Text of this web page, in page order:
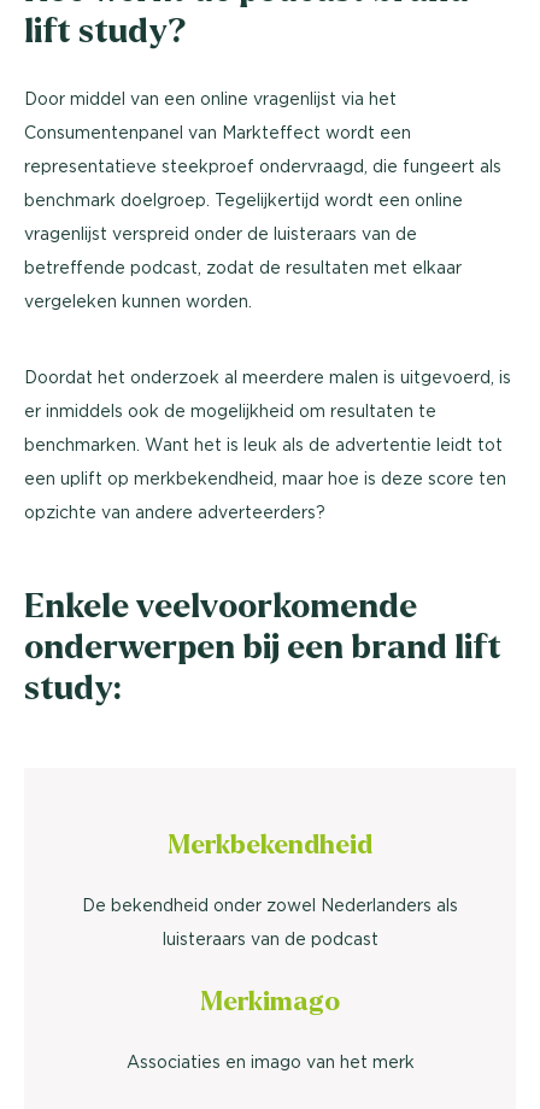
lift study?
Door middel van een online vragenlijst via het
Consumentenpanel van Markteffect wordt een
representatieve steekproef ondervraagd, die fungeert als
benchmark doelgroep. Tegelijkertijd wordt een online
vragenlijst verspreid onder de luisteraars van de
betreffende podcast, zodat de resultaten met elkaar
vergeleken kunnen worden.
Doordat het onderzoek al meerdere malen is uitgevoerd, is
er inmiddels ook de mogelijkheid om resultaten te
benchmarken. Want het is leuk als de advertentie leidt tot
een uplift op merkbekendheid, maar hoe is deze score ten
opzichte van andere adverteerders?
Enkele veelvoorkomende
onderwerpen bij een brand lift
study:
Merkbekendheid
De bekendheid onder zowel Nederlanders als
luisteraars van de podcast
Merkimago
Associaties en imago van het merk